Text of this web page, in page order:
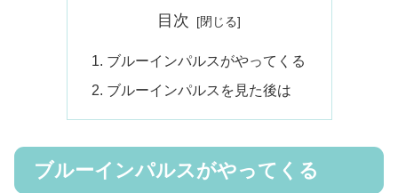
目次
ブルーインパルスがやってくる
ブルーインパルスを見た後は
ブルーインパルスがやってくる